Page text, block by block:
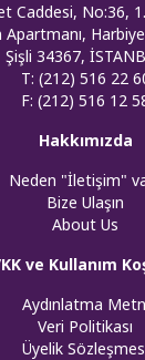
Caddesi, No:36,
Apartmanı,
Şişli 34367,
T: (212) 516 22
F: (212) 516 12
Hakkımızda
Neden "İletişim"
Bize Ulaşın
About Us
ve Kullanım
Aydınlatma
Veri Politikası
Üyelik